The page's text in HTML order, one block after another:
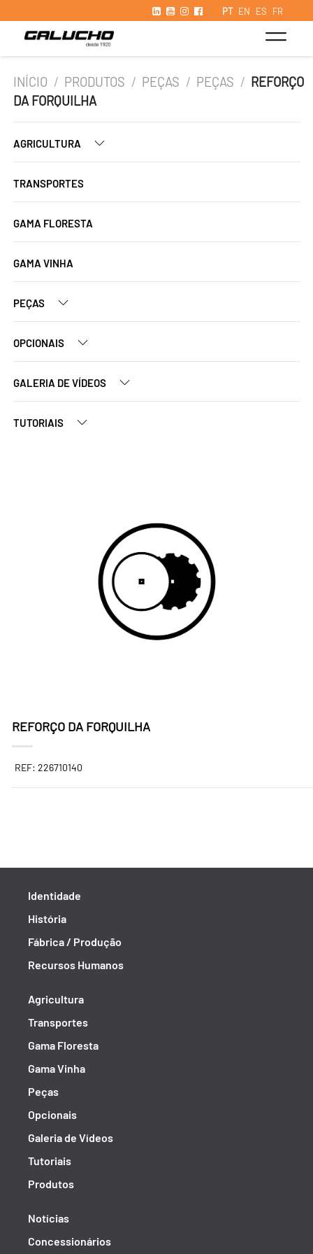
PT EN ES FR
INÍCIO / PRODUTOS / PEÇAS / PEÇAS / REFORÇO
DA FORQUILHA
AGRICULTURA
TRANSPORTES
GAMA FLORESTA
GAMA VINHA
PEÇAS
OPCIONAIS
GALERIA DE VÍDEOS
TUTORIAIS
REFORÇO DA FORQUILHA
REF: 226710140
Identidade
História
Fábrica / Produção
Recursos Humanos
Agricultura
Transportes
Gama Floresta
Gama Vinha
Peças
Opcionais
Galeria de Vídeos
Tutoriais
Produtos
Notícias
Concessionários